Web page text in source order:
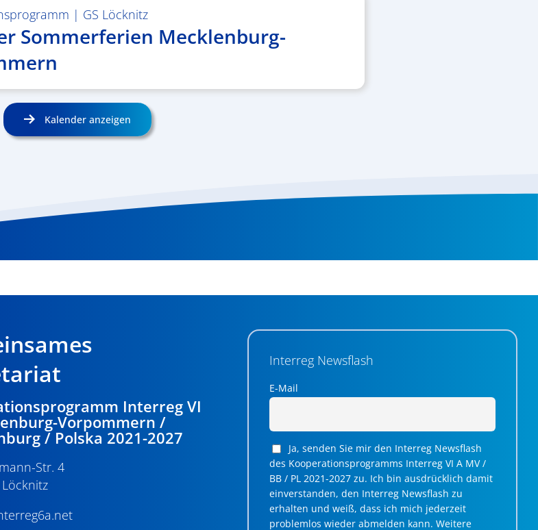
| GS Löcknitz
Sommerferien Mecklenburg-
Kalender anzeigen
Interreg VI
Vorpommern /
/ Polska 2021-2027
Str. 4
Interreg Newsflash
E-Mail
Ja, senden Sie mir den Interreg Newsflash
des Kooperationsprogramms Interreg VI A MV /
BB / PL 2021-2027 zu. Ich bin ausdrücklich damit
einverstanden, den Interreg Newsflash zu
erhalten und weiß, dass ich mich jederzeit
problemlos wieder abmelden kann. Weitere